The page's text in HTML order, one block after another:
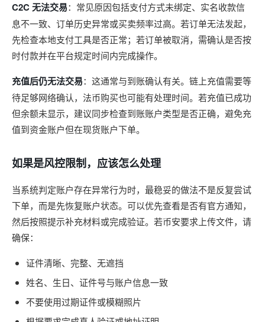
C2C 无法交易：常见原因包括支付方式未绑定、实名收款信
息不一致、订单历史异常或买卖频率过高。若订单无法发起，
先检查本地支付工具是否正常；若订单被取消，需确认是否按
时付款并在平台规定时间内完成操作。
充值后仍无法交易：这通常与到账确认有关。链上充值需要等
待足够网络确认，法币购买也可能有处理时间。若充值已成功
但余额未显示，建议同步检查到账账户类型是否正确，避免充
值到资金账户但在现货账户下单。
如果是风控限制，应该怎么处理
当系统判定账户存在异常行为时，最稳妥的做法不是反复尝试
下单，而是先恢复账户状态。可以优先查看是否有官方通知，
然后按照提示补充材料或完成验证。若币安要求上传文件，请
确保：
证件清晰、完整、无遮挡
姓名、生日、证件号与账户信息一致
不要使用过期证件或模糊照片